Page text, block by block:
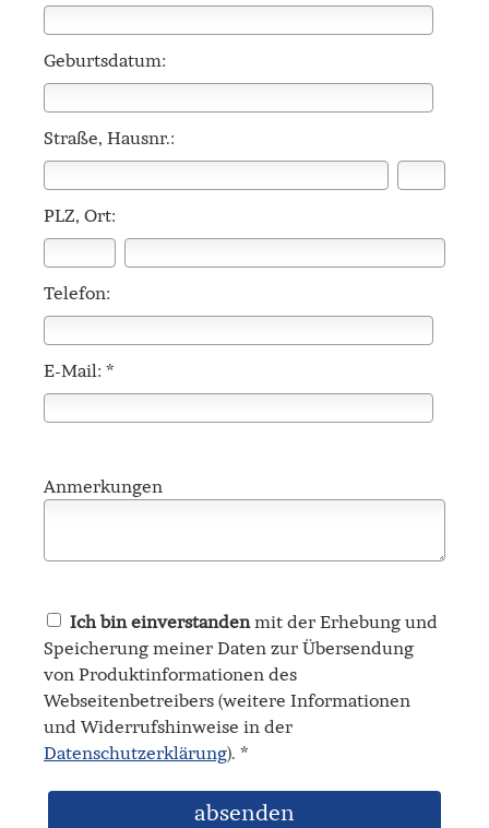
Geburts­datum:
Straße, Hausnr.:
PLZ, Ort:
Telefon:
E-Mail: *
Anmerkungen
Ich bin einverstandenmit der Erhebung und
Speicherung meiner Daten zur Übersendung
von Produktinformationen des
Webseitenbetreibers (weitere Informationen
und Widerrufshinweise in der
Datenschutzerklärung). *
absenden